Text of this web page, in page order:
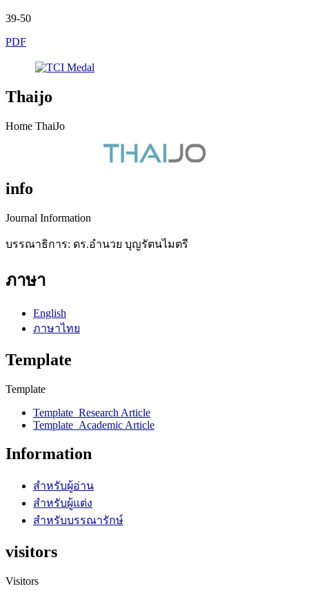
39-50
PDF
Thaijo
Home ThaiJo
info
Journal Information
บรรณาธิการ: ดร.อำนวย บุญรัตนไมตรี
ภาษา
English
ภาษาไทย
Template
Template
Template_Research Article
Template_Academic Article
Information
สำหรับผู้อ่าน
สำหรับผู้แต่ง
สำหรับบรรณารักษ์
visitors
Visitors